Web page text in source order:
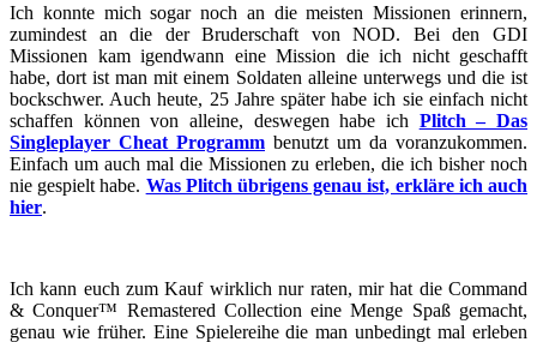
Ich konnte mich sogar noch an die meisten Missionen erinnern,
zumindest an die der Bruderschaft von NOD. Bei den GDI
Missionen kam igendwann eine Mission die ich nicht geschafft
habe, dort ist man mit einem Soldaten alleine unterwegs und die ist
bockschwer. Auch heute, 25 Jahre später habe ich sie einfach nicht
schaffen können von alleine, deswegen habe ich Plitch – Das
Singleplayer Cheat Programm benutzt um da voranzukommen.
Einfach um auch mal die Missionen zu erleben, die ich bisher noch
nie gespielt habe. Was Plitch übrigens genau ist, erkläre ich auch
hier.
Ich kann euch zum Kauf wirklich nur raten, mir hat die Command
& Conquer™ Remastered Collection eine Menge Spaß gemacht,
genau wie früher. Eine Spielereihe die man unbedingt mal erleben